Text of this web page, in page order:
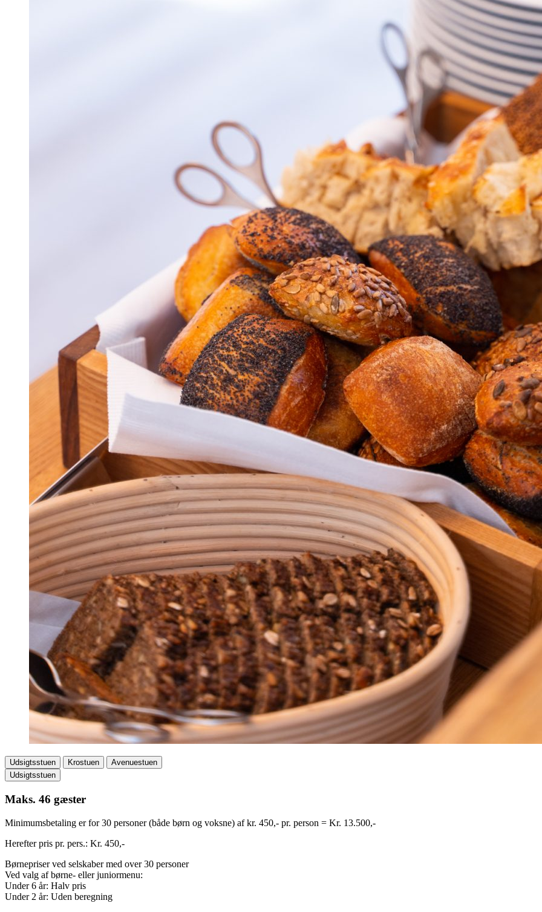
Udsigtsstuen Krostuen
Avenuestuen
Udsigtsstuen
Maks. 46 gæster
Minimumsbetaling er for 30 personer (både børn og voksne) af kr. 450,- pr. person = Kr. 13.500,-
Herefter pris pr. pers.: Kr. 450,-
Børnepriser ved selskaber med over 30 personer
Ved valg af børne- eller juniormenu:
Under 6 år: Halv pris
Under 2 år: Uden beregning